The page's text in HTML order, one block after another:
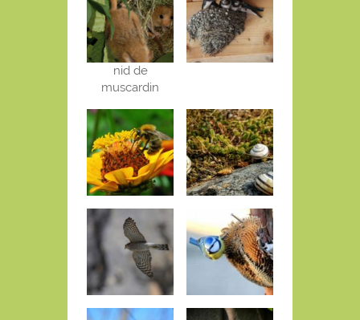
nid de
muscardin